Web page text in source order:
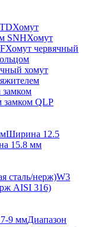
Хомут
SNHХомут
Хомут червячный
хомут
замком QLP
Ширина 12.5
15.8 мм
сталь/нерж)W3
AISI 316)
9 ммДиапазон